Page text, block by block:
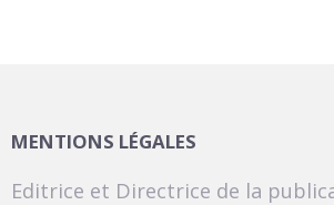
MENTIONS LÉGALES
Editrice et Directrice de la